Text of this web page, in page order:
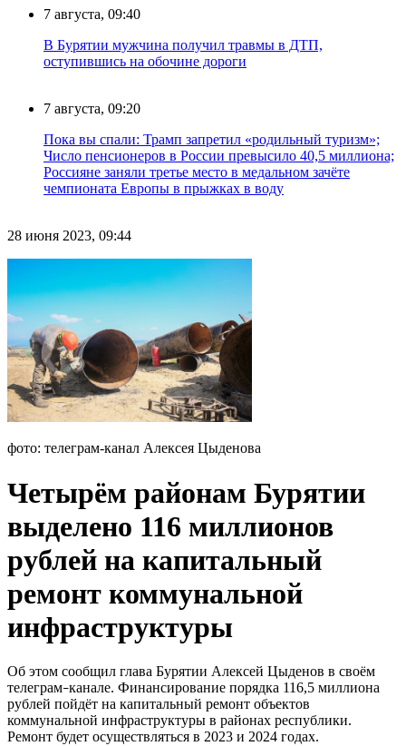
7 августа, 09:40
В Бурятии мужчина получил травмы в ДТП,
оступившись на обочине дороги
7 августа, 09:20
Пока вы спали: Трамп запретил «родильный туризм»;
Число пенсионеров в России превысило 40,5 миллиона;
Россияне заняли третье место в медальном зачёте
чемпионата Европы в прыжках в воду
28 июня 2023, 09:44
фото: телеграм-канал Алексея Цыденова
Четырём районам Бурятии
выделено 116 миллионов
рублей на капитальный
ремонт коммунальной
инфраструктуры
Об этом сообщил глава Бурятии Алексей Цыденов в своём
телеграм–канале. Финансирование порядка 116,5 миллиона
рублей пойдёт на капитальный ремонт объектов
коммунальной инфраструктуры в районах республики.
Ремонт будет осуществляться в 2023 и 2024 годах.